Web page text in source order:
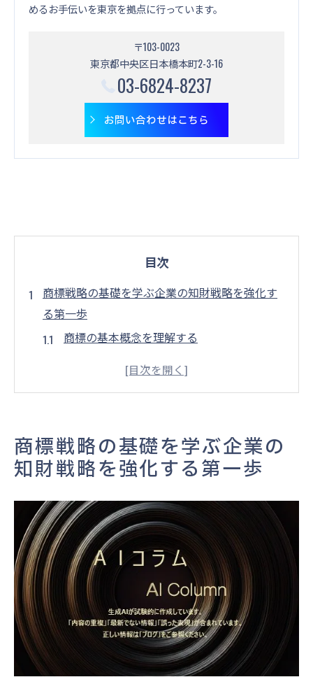
めるお手伝いを東京を拠点に行っています。
〒103-0023
東京都中央区日本橋本町2-3-16
03-6824-8237
お問い合わせはこちら
目次
商標戦略の基礎を学ぶ企業の知財戦略を強化す
る第一歩
商標の基本概念を理解する
知財戦略における商標の役割
知的財産権と商標の関係性
商標区分の重要性を理解し企業ブランドを強化
する方法
商標区分の基本とその意義
企業ブランドを守るための商標区分
市場での認知度向上のための商標活用
競合との差別化を図る商標区分
エリア別商標戦略の考え方
商標区分を活かしたブランド価値の向上
商標を用いた競争優位の確立知財戦略の実践的
商標戦略の基礎を学ぶ企業の
知財戦略を強化する第一歩